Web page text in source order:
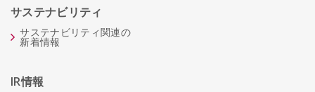
サステナビリティ
サステナビリティ関連の
新着情報
IR情報